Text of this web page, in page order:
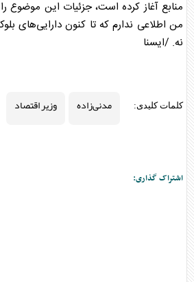
منابع آغاز کرده است، جزئیات این موضوع
من اطلاعی ندارم که تا کنون دارایی‌های
نه. /ایسنا
کلمات کلیدی: مدنی‌زاده وزیر اقتصاد
اشتراک گذاری: